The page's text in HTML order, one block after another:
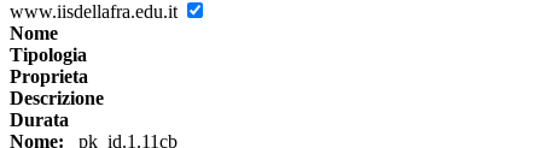
www.iisdellafra.edu.it
Nome
Tipologia
Proprieta
Descrizione
Durata
Nome: _pk_id.1.11cb